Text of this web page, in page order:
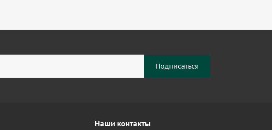
Наши контакты